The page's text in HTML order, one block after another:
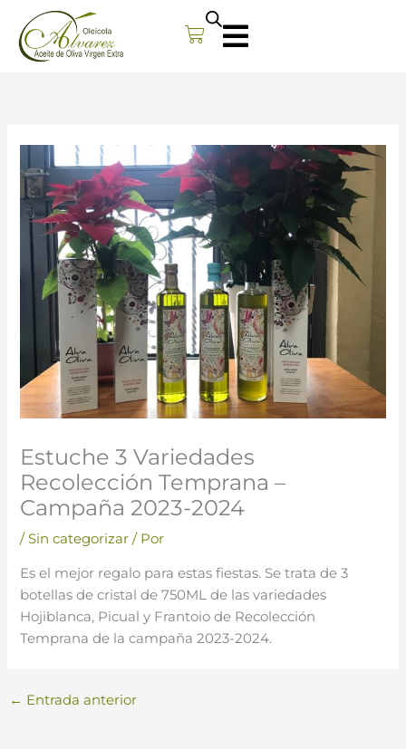
Carrito
Estuche 3 Variedades
Recolección Temprana –
Campaña 2023-2024
/Sin categorizar / Por
Es el mejor regalo para estas fiestas. Se trata de 3
botellas de cristal de 750ML de las variedades
Hojiblanca, Picual y Frantoio de Recolección
Temprana de la campaña 2023-2024.
← Entrada anterior